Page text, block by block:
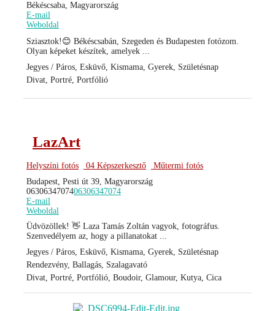
Békéscsaba, Magyarország
E-mail
Weboldal
Sziasztok!😊 Békéscsabán, Szegeden és Budapesten fotózom.
Olyan képeket készítek, amelyek ...
Jegyes / Páros, Esküvő, Kismama, Gyerek, Születésnap
Divat, Portré, Portfólió
LazArt
Helyszíni fotós 04 Képszerkesztő
Műtermi fotós
Budapest, Pesti út 39, Magyarország
0630634707406306347074
E-mail
Weboldal
Üdvözöllek! 👋 Laza Tamás Zoltán vagyok, fotográfus.
Szenvedélyem az, hogy a pillanatokat ...
Jegyes / Páros, Esküvő, Kismama, Gyerek, Születésnap
Rendezvény, Ballagás, Szalagavató
Divat, Portré, Portfólió, Boudoir, Glamour, Kutya, Cica